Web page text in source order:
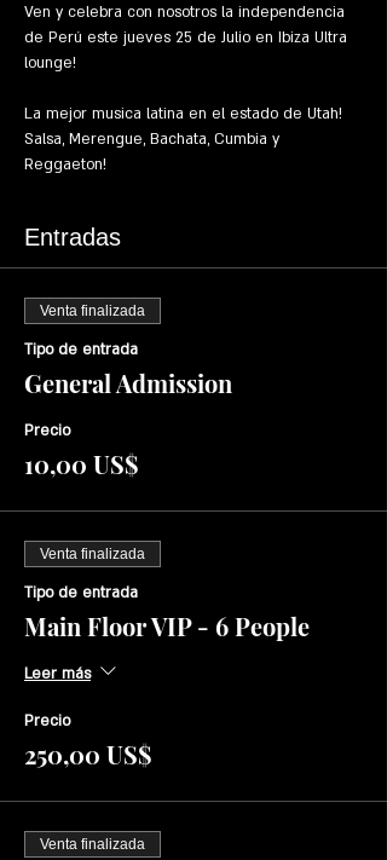
Ven y celebra con nosotros la independencia
de Perú este jueves 25 de Julio en Ibiza Ultra
La mejor musica latina en el estado de Utah!
Salsa, Merengue, Bachata, Cumbia y
Reggaeton!
Entradas
Venta finalizada
Tipo de entrada
General Admission
Precio
10,00 US$
Venta finalizada
Tipo de entrada
Main Floor VIP - 6 People
Leer más
Precio
250,00 US$
Venta finalizada